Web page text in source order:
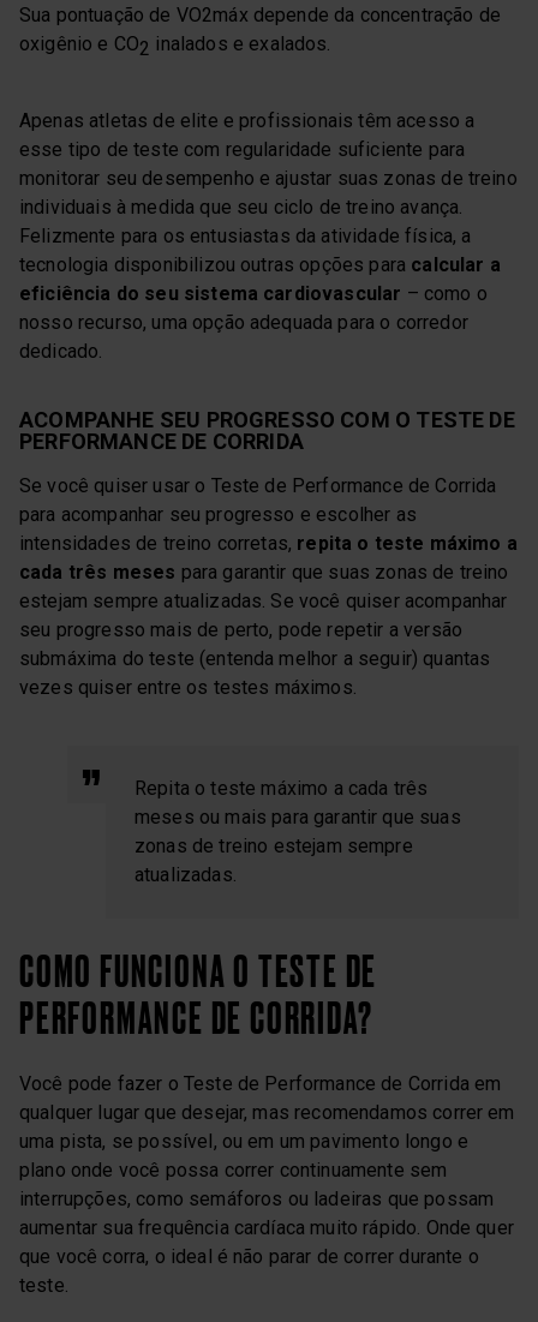
Sua pontuação de VO2máx depende da concentração de
oxigênio e CO2 inalados e exalados.
Apenas atletas de elite e profissionais têm acesso a
esse tipo de teste com regularidade suficiente para
monitorar seu desempenho e ajustar suas zonas de treino
individuais à medida que seu ciclo de treino avança.
Felizmente para os entusiastas da atividade física, a
tecnologia disponibilizou outras opções para calcular a
eficiência do seu sistema cardiovascular – como o
nosso recurso, uma opção adequada para o corredor
dedicado.
ACOMPANHE SEU PROGRESSO COM O TESTE DE
PERFORMANCE DE CORRIDA
Se você quiser usar o Teste de Performance de Corrida
para acompanhar seu progresso e escolher as
intensidades de treino corretas, repita o teste máximo a
cada três meses para garantir que suas zonas de treino
estejam sempre atualizadas. Se você quiser acompanhar
seu progresso mais de perto, pode repetir a versão
submáxima do teste (entenda melhor a seguir) quantas
vezes quiser entre os testes máximos.
Repita o teste máximo a cada três
meses ou mais para garantir que suas
zonas de treino estejam sempre
atualizadas.
COMO FUNCIONA O TESTE DE
PERFORMANCE DE CORRIDA?
Você pode fazer o Teste de Performance de Corrida em
qualquer lugar que desejar, mas recomendamos correr em
uma pista, se possível, ou em um pavimento longo e
plano onde você possa correr continuamente sem
interrupções, como semáforos ou ladeiras que possam
aumentar sua frequência cardíaca muito rápido. Onde quer
que você corra, o ideal é não parar de correr durante o
teste.